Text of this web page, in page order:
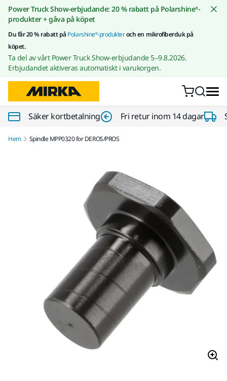
Gå till innehållet
Power Truck Show-erbjudande: 20 % rabatt på Polarshine®-
produkter + gåva på köpet
Du får 20 % rabatt påPolarshine®-produkteroch en mikrofiberduk på
köpet.
Ta del av vårt Power Truck Show-erbjudande 5–9.8.2026.
Erbjudandet aktiveras automatiskt i varukorgen.
Säker kortbetalning Fri retur inom 14 dagar
Hem Spindle MPP0320 for DEROS/PROS